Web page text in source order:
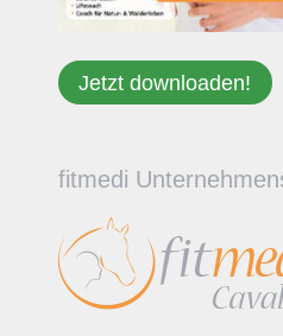
Jetzt downloaden!
fitmedi